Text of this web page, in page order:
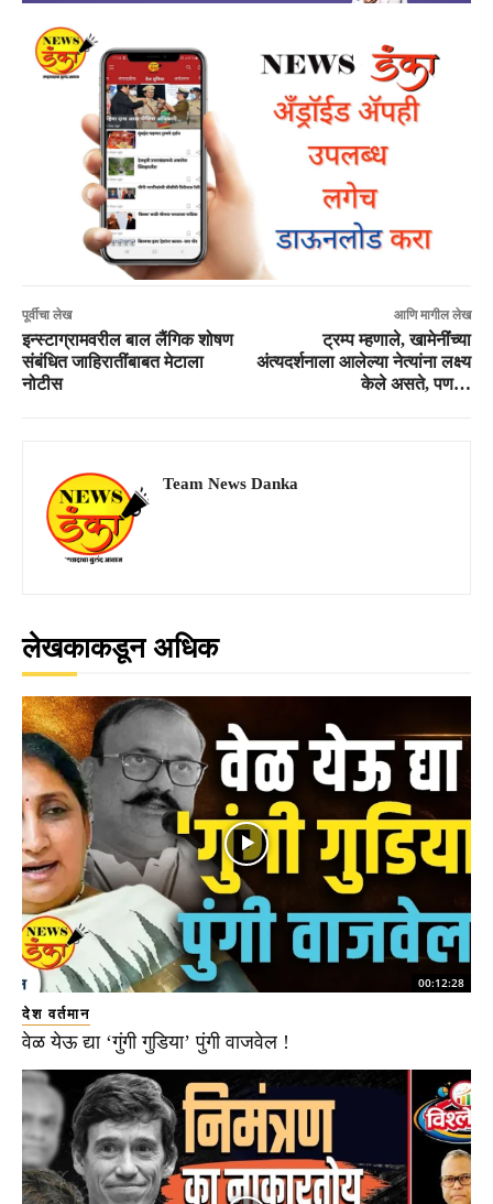
पूर्वीचा लेख
इन्स्टाग्रामवरील बाल लैंगिक शोषण
संबंधित जाहिरातींबाबत मेटाला
नोटीस
आणि मागील लेख
ट्रम्प म्हणाले, खामेनींंच्या
अंत्यदर्शनाला आलेल्या नेत्यांना लक्ष्य
केले असते, पण…
Team News Danka
लेखकाकडून अधिक
00:12:28
देश वर्तमान
वेळ येऊ द्या ‘गुंगी गुडिया’ पुंगी वाजवेल !